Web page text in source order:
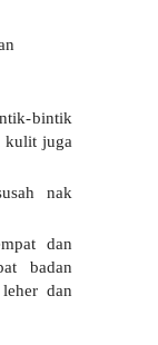
bintik
kulit juga
nak
dan
badan
dan